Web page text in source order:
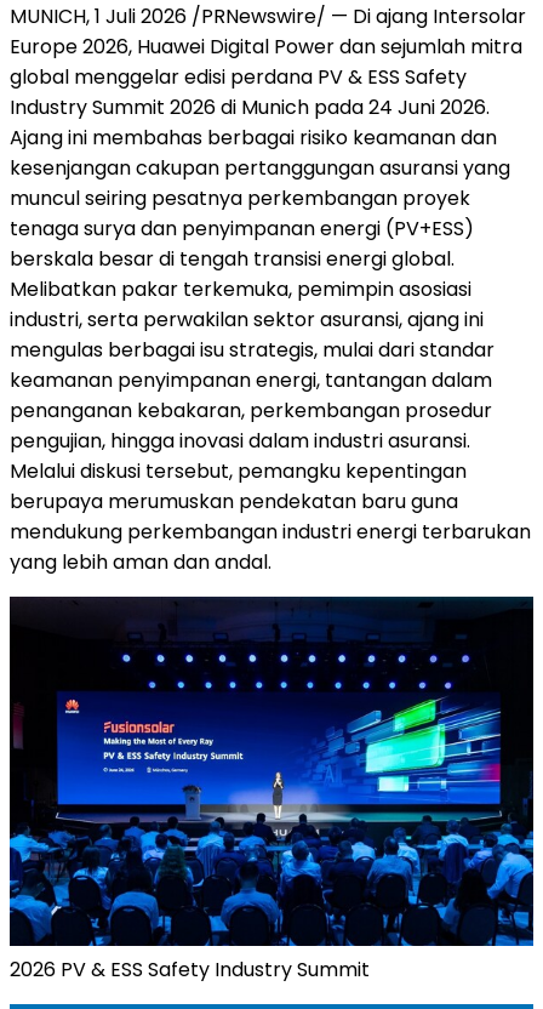
MUNICH, 1 Juli 2026 /PRNewswire/ — Di ajang Intersolar
Europe 2026, Huawei Digital Power dan sejumlah mitra
global menggelar edisi perdana PV & ESS Safety
Industry Summit 2026 di Munich pada 24 Juni 2026.
Ajang ini membahas berbagai risiko keamanan dan
kesenjangan cakupan pertanggungan asuransi yang
muncul seiring pesatnya perkembangan proyek
tenaga surya dan penyimpanan energi (PV+ESS)
berskala besar di tengah transisi energi global.
Melibatkan pakar terkemuka, pemimpin asosiasi
industri, serta perwakilan sektor asuransi, ajang ini
mengulas berbagai isu strategis, mulai dari standar
keamanan penyimpanan energi, tantangan dalam
penanganan kebakaran, perkembangan prosedur
pengujian, hingga inovasi dalam industri asuransi.
Melalui diskusi tersebut, pemangku kepentingan
berupaya merumuskan pendekatan baru guna
mendukung perkembangan industri energi terbarukan
yang lebih aman dan andal.
2026 PV & ESS Safety Industry Summit